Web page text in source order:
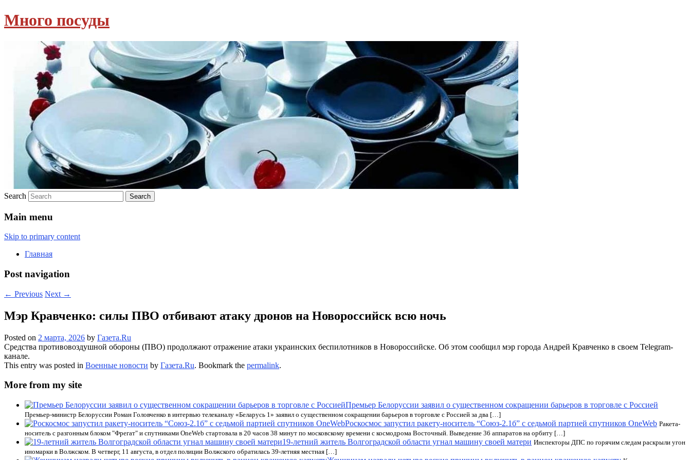
Много посуды
Search
Main menu
Skip to primary content
Главная
Post navigation
← Previous Next →
Мэр Кравченко: силы ПВО отбивают атаку дронов на Новороссийск всю ночь
Posted on 2 марта, 2026 by Газета.Ru
Средства противовоздушной обороны (ПВО) продолжают отражение атаки украинских беспилотников в Новороссийске. Об этом сообщил мэр города Андрей Кравченко в своем Telegram-
канале.
This entry was posted in Военные новости by Газета.Ru. Bookmark the permalink.
More from my site
Премьер Белоруссии заявил о существенном сокращении барьеров в торговле с Россией
Премьер-министр Белоруссии Роман Головченко в интервью телеканалу «Беларусь 1» заявил о существенном сокращении барьеров в торговле с Россией за два […]
Роскосмос запустил ракету-носитель “Союз-2.1б” с седьмой партией спутников OneWeb Ракета-
носитель с разгонным блоком "Фрегат" и спутниками OneWeb стартовала в 20 часов 38 минут по московскому времени с космодрома Восточный. Выведение 36 аппаратов на орбиту […]
19-летний житель Волгоградской области угнал машину своей матери Инспекторы ДПС по горячим следам раскрыли угон
иномарки в Волжском. В четверг, 11 августа, в отдел полиции Волжского обратилась 39-летняя местная […]